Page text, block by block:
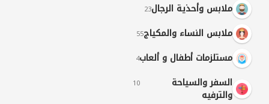
ملابس وأحذية الرجال23
ملابس النساء والمكياج55
مستلزمات أطفال و ألعاب4
السفر والسياحة
والترفيه
10